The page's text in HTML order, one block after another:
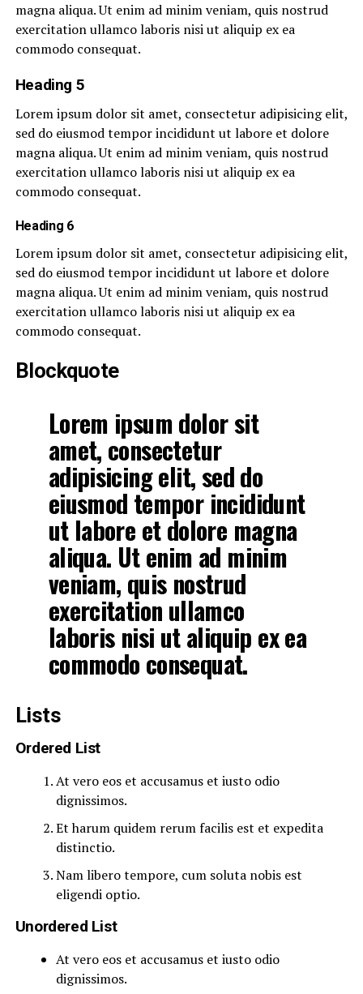
magna aliqua. Ut enim ad minim veniam, quis nostrud
exercitation ullamco laboris nisi ut aliquip ex ea
commodo consequat.
Heading 5
Lorem ipsum dolor sit amet, consectetur adipisicing elit,
sed do eiusmod tempor incididunt ut labore et dolore
magna aliqua. Ut enim ad minim veniam, quis nostrud
exercitation ullamco laboris nisi ut aliquip ex ea
commodo consequat.
Heading 6
Lorem ipsum dolor sit amet, consectetur adipisicing elit,
sed do eiusmod tempor incididunt ut labore et dolore
magna aliqua. Ut enim ad minim veniam, quis nostrud
exercitation ullamco laboris nisi ut aliquip ex ea
commodo consequat.
Blockquote
Lorem ipsum dolor sit
amet, consectetur
adipisicing elit, sed do
eiusmod tempor incididunt
ut labore et dolore magna
aliqua. Ut enim ad minim
veniam, quis nostrud
exercitation ullamco
laboris nisi ut aliquip ex ea
commodo consequat.
Lists
Ordered List
At vero eos et accusamus et iusto odio
dignissimos.
Et harum quidem rerum facilis est et expedita
distinctio.
Nam libero tempore, cum soluta nobis est
eligendi optio.
Unordered List
At vero eos et accusamus et iusto odio
dignissimos.